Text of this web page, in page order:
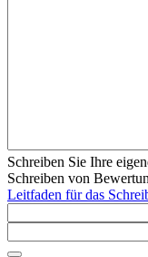
Schreiben Sie Ihre
Schreiben von
Leitfaden für das